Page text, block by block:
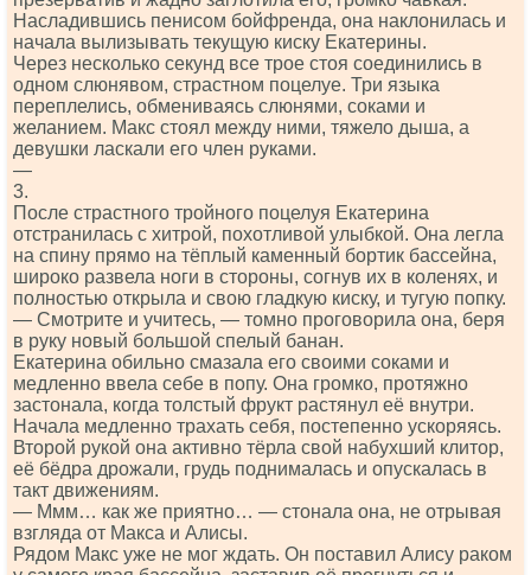
Насладившись пенисом бойфренда, она наклонилась и
начала вылизывать текущую киску Екатерины.
Через несколько секунд все трое стоя соединились в
одном слюнявом, страстном поцелуе. Три языка
переплелись, обмениваясь слюнями, соками и
желанием. Макс стоял между ними, тяжело дыша, а
девушки ласкали его член руками.
—
3.
После страстного тройного поцелуя Екатерина
отстранилась с хитрой, похотливой улыбкой. Она легла
на спину прямо на тёплый каменный бортик бассейна,
широко развела ноги в стороны, согнув их в коленях, и
полностью открыла и свою гладкую киску, и тугую попку.
— Смотрите и учитесь, — томно проговорила она, беря
в руку новый большой спелый банан.
Екатерина обильно смазала его своими соками и
медленно ввела себе в попу. Она громко, протяжно
застонала, когда толстый фрукт растянул её внутри.
Начала медленно трахать себя, постепенно ускоряясь.
Второй рукой она активно тёрла свой набухший клитор,
её бёдра дрожали, грудь поднималась и опускалась в
такт движениям.
— Ммм… как же приятно… — стонала она, не отрывая
взгляда от Макса и Алисы.
Рядом Макс уже не мог ждать. Он поставил Алису раком